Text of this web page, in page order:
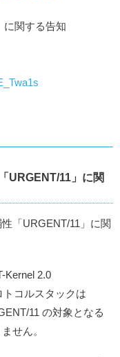
に関する告知
URGENT/11」に関
「URGENT/11」に関
Kernel 2.0
コルスタックは
11 の対象となる
せん。